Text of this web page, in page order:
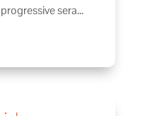
sera...